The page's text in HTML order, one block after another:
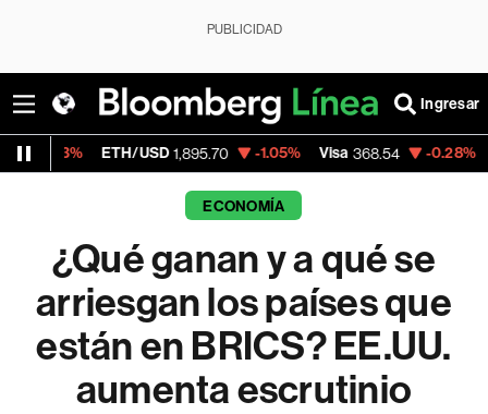
PUBLICIDAD
Ingresar
ETH/USD 1,895.70 -1.05% Visa 368.54 -0.28%
ECONOMÍA
¿Qué ganan y a qué se
arriesgan los países que
están en BRICS? EE.UU.
aumenta escrutinio